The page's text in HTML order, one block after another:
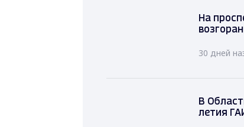
На
30 дней
В
летия